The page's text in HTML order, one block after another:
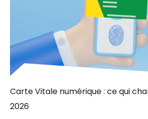
Carte Vitale numérique : ce qui
2026